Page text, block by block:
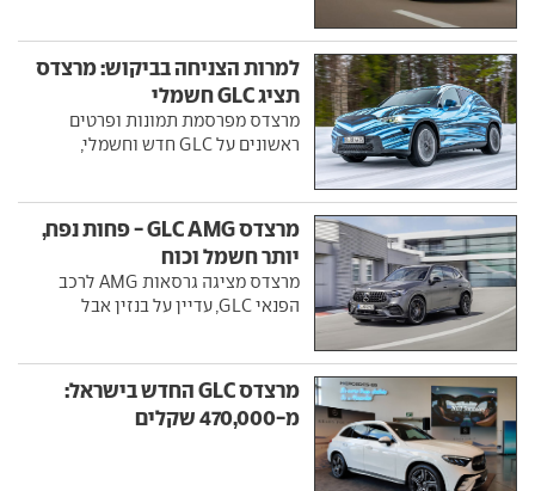
למרות הצניחה בביקוש: מרצדס
תציג GLC חשמלי
מרצדס מפרסמת תמונות ופרטים
ראשונים על GLC חדש וחשמלי,
מרצדס GLC AMG - פחות נפח,
יותר חשמל וכוח
מרצדס מציגה גרסאות AMG לרכב
הפנאי GLC, עדיין על בנזין אבל
מרצדס GLC החדש בישראל:
מ-470,000 שקלים